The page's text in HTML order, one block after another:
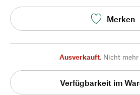
Merken
Ausverkauft, Nicht
Verfügbarkeit im